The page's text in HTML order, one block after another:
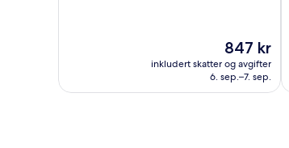
Prisen
er
847 kr
847 kr
inkludert skatter og avgifter
6. sep.–7. sep.